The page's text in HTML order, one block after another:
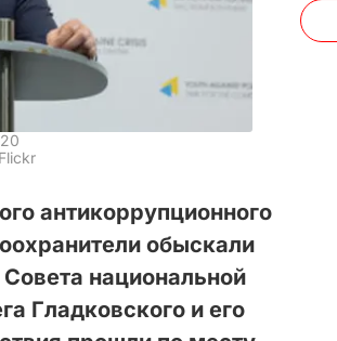
антикоррупционного
обыскали
национальной
Гладковского и его